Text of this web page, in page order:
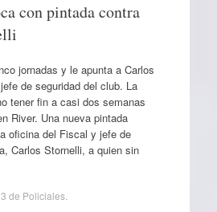
con pintada contra
jornadas y le apunta a Carlos
de seguridad del club. La
tener fin a casi dos semanas
River. Una nueva pintada
oficina del Fiscal y jefe de
Carlos Stornelli, a quien sin
de Policiales.